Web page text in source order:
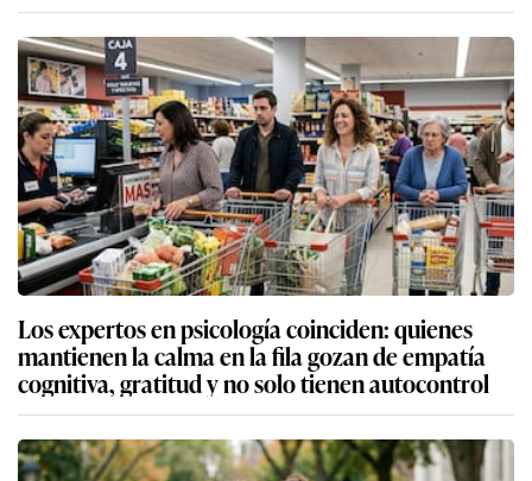
Los expertos en psicología coinciden: quienes
mantienen la calma en la fila gozan de empatía
cognitiva, gratitud y no solo tienen autocontrol